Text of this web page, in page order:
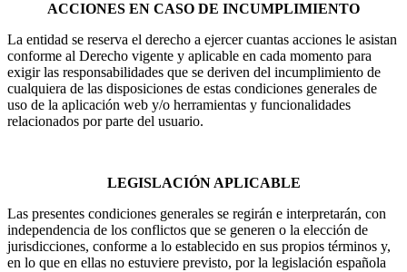
ACCIONES EN CASO DE INCUMPLIMIENTO
La entidad se reserva el derecho a ejercer cuantas acciones le asistan
conforme al Derecho vigente y aplicable en cada momento para
exigir las responsabilidades que se deriven del incumplimiento de
cualquiera de las disposiciones de estas condiciones generales de
uso de la aplicación web y/o herramientas y funcionalidades
relacionados por parte del usuario.
LEGISLACIÓN APLICABLE
Las presentes condiciones generales se regirán e interpretarán, con
independencia de los conflictos que se generen o la elección de
jurisdicciones, conforme a lo establecido en sus propios términos y,
en lo que en ellas no estuviere previsto, por la legislación española